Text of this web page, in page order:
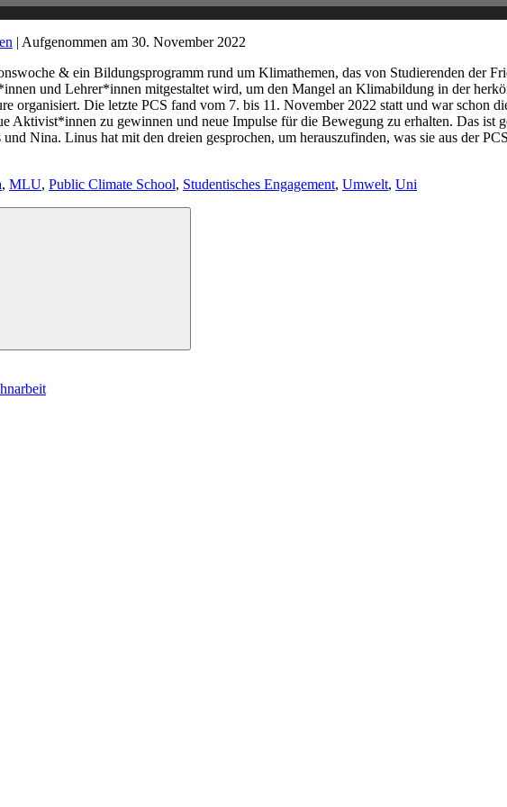
| Aufgenommen am 30. November 2022
& ein Bildungsprogramm rund um Klimathemen, das von Studierenden der
und Lehrer*innen mitgestaltet wird, um den Mangel an Klimabildung in der
organisiert. Die letzte PCS fand vom 7. bis 11. November 2022 statt und war schon
Aktivist*innen zu gewinnen und neue Impulse für die Bewegung zu erhalten. Das ist
und Nina. Linus hat mit den dreien gesprochen, um herauszufinden, was sie aus der
, MLU, Public Climate School, Studentisches Engagement, Umwelt, Uni
Suchen